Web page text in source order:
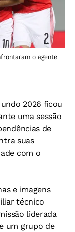
o agente
2026 ficou
uma sessão
de
suas
com o
e imagens
técnico
liderada
um grupo de